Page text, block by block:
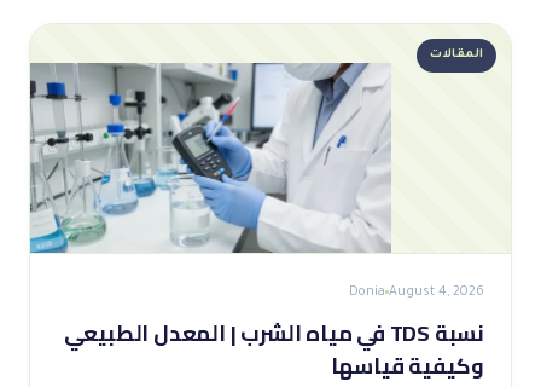
المقالات
August 4, 2026
Donia
نسبة TDS في مياه الشرب | المعدل الطبيعي
وكيفية قياسها